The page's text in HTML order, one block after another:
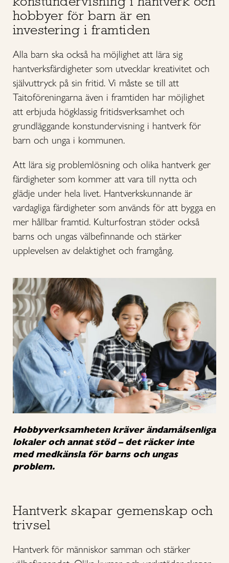
hobbyer för barn är en
investering i framtiden
Alla barn ska också ha möjlighet att lära sig
hantverksfärdigheter som utvecklar kreativitet och
självuttryck på sin fritid. Vi måste se till att
Taitoföreningarna även i framtiden har möjlighet
att erbjuda högklassig fritidsverksamhet och
grundläggande konstundervisning i hantverk för
barn och unga i kommunen.
Att lära sig problemlösning och olika hantverk ger
färdigheter som kommer att vara till nytta och
glädje under hela livet. Hantverkskunnande är
vardagliga färdigheter som används för att bygga en
mer hållbar framtid. Kulturfostran stöder också
barns och ungas välbefinnande och stärker
upplevelsen av delaktighet och framgång.
Hobbyverksamheten kräver ändamålsenliga
lokaler och annat stöd – det räcker inte
med medkänsla för barns och ungas
problem.
Hantverk skapar gemenskap och
trivsel
Hantverk för människor samman och stärker